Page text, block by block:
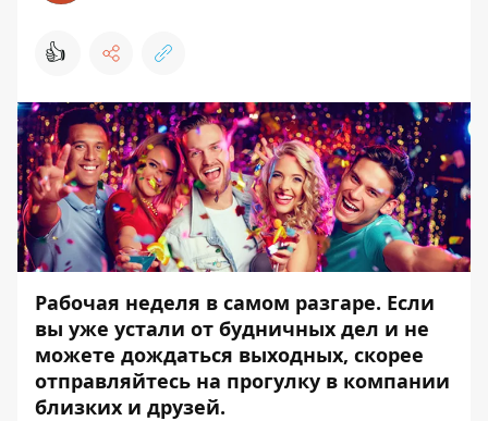
👍
Рабочая неделя в самом разгаре. Если
вы уже устали от будничных дел и не
можете дождаться выходных, скорее
отправляйтесь на прогулку в компании
близких и друзей.